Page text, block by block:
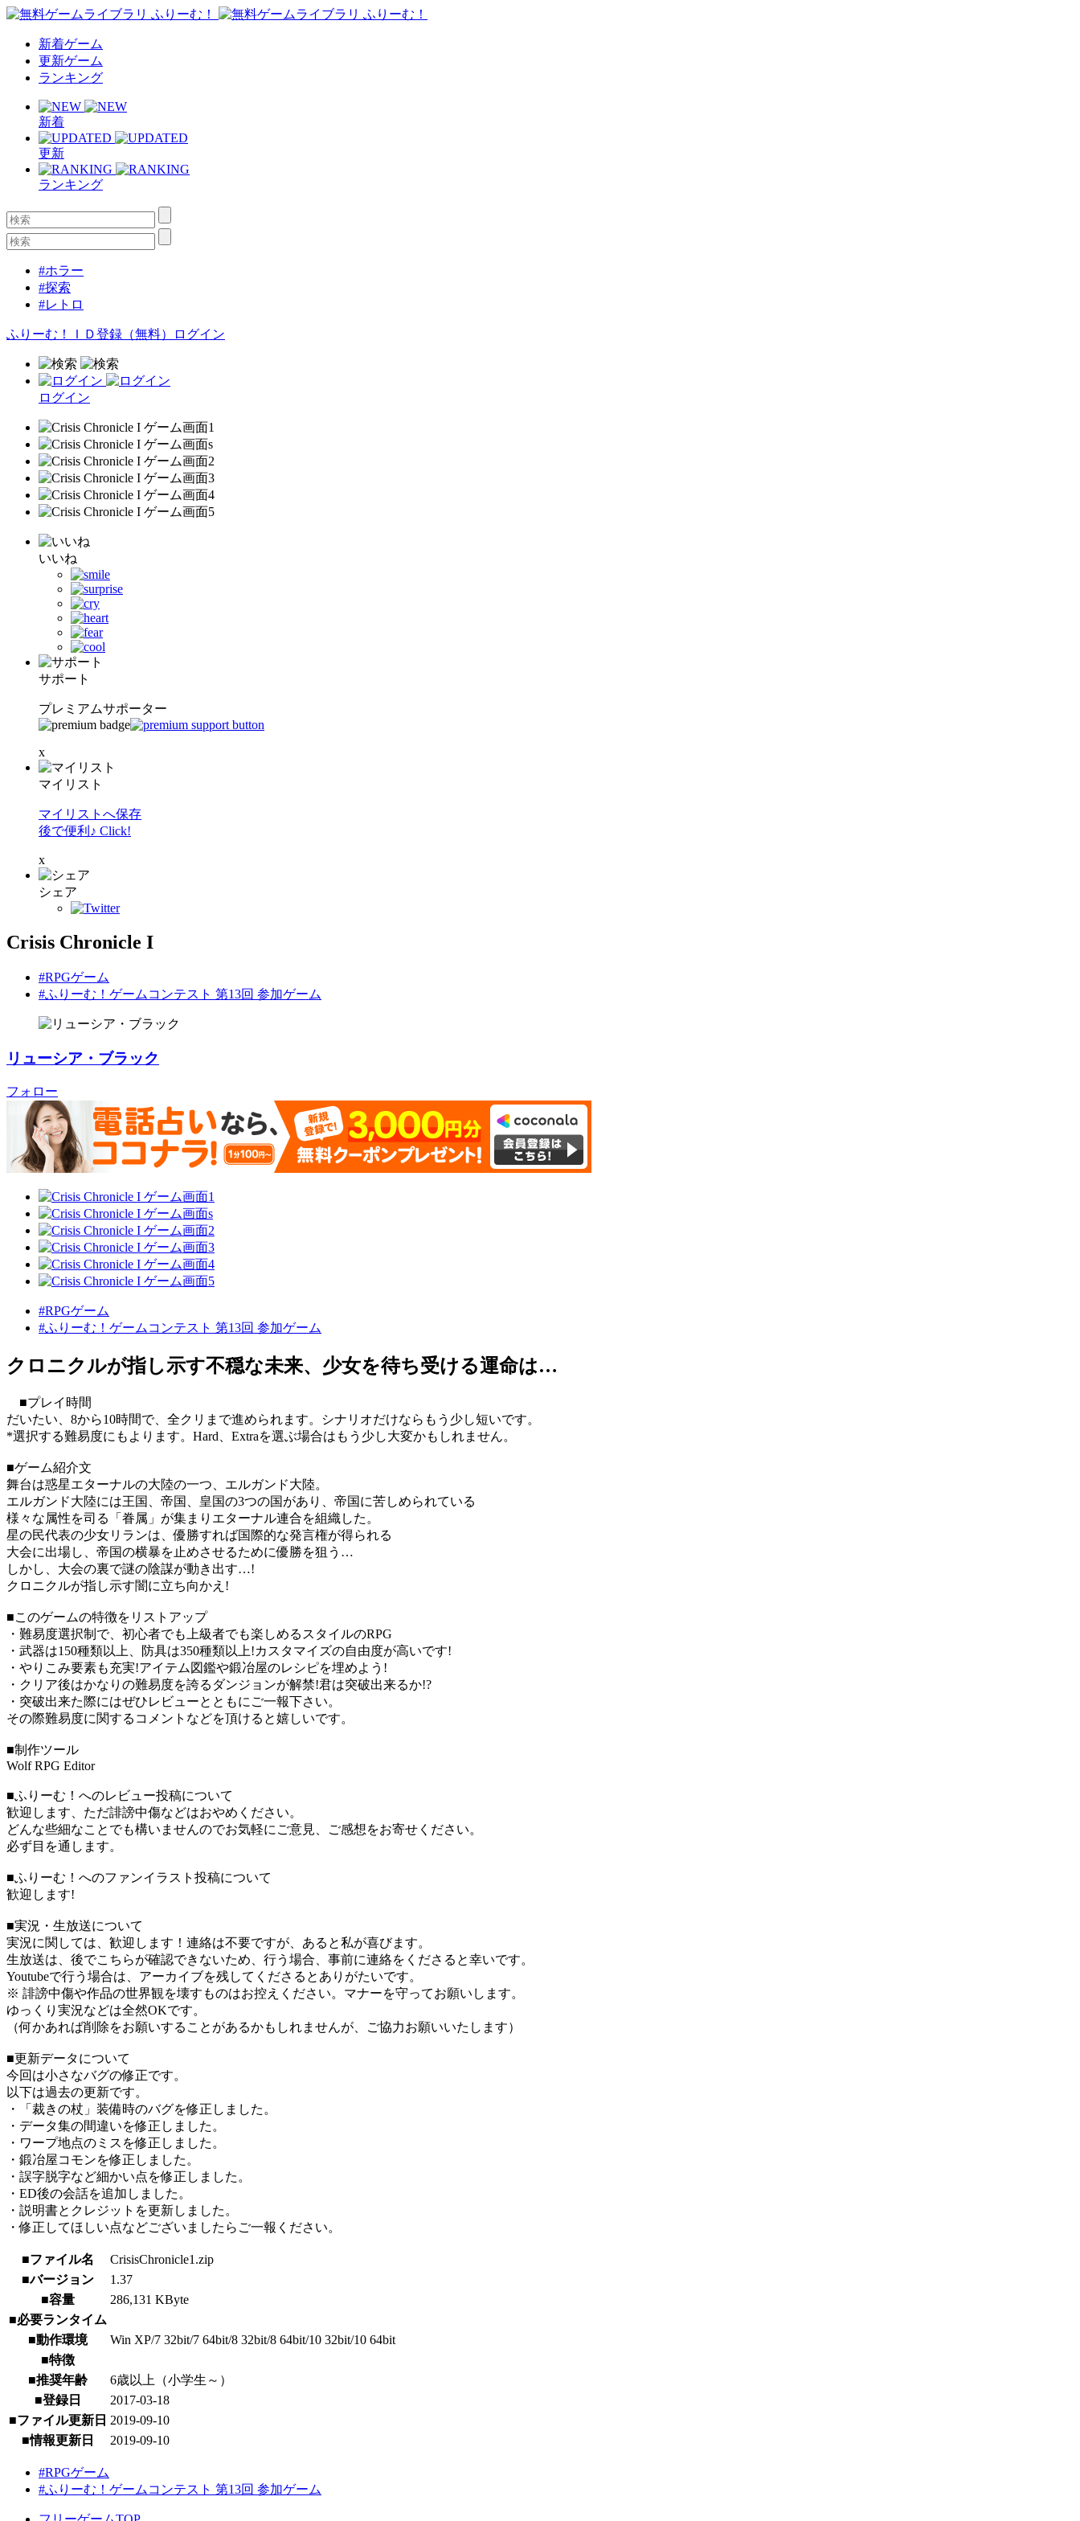
新着ゲーム
更新ゲーム
ランキング
新着
更新
ランキング
#ホラー
#探索
#レトロ
ふりーむ！ＩＤ登録（無料） ログイン
ログイン
いいね
サポート
プレミアムサポーター
x
マイリスト
マイリストへ保存
後で便利♪ Click!
x
シェア
Crisis Chronicle I
#RPGゲーム
#ふりーむ！ゲームコンテスト 第13回 参加ゲーム
リューシア・ブラック
フォロー
#RPGゲーム
#ふりーむ！ゲームコンテスト 第13回 参加ゲーム
クロニクルが指し示す不穏な未来、少女を待ち受ける運命は…
■プレイ時間
だいたい、8から10時間で、全クリまで進められます。シナリオだけならもう少し短いです。
*選択する難易度にもよります。Hard、Extraを選ぶ場合はもう少し大変かもしれません。
■ゲーム紹介文
舞台は惑星エターナルの大陸の一つ、エルガンド大陸。
エルガンド大陸には王国、帝国、皇国の3つの国があり、帝国に苦しめられている
様々な属性を司る「眷属」が集まりエターナル連合を組織した。
星の民代表の少女リランは、優勝すれば国際的な発言権が得られる
大会に出場し、帝国の横暴を止めさせるために優勝を狙う…
しかし、大会の裏で謎の陰謀が動き出す…!
クロニクルが指し示す闇に立ち向かえ!
■このゲームの特徴をリストアップ
・難易度選択制で、初心者でも上級者でも楽しめるスタイルのRPG
・武器は150種類以上、防具は350種類以上!カスタマイズの自由度が高いです!
・やりこみ要素も充実!アイテム図鑑や鍛冶屋のレシピを埋めよう!
・クリア後はかなりの難易度を誇るダンジョンが解禁!君は突破出来るか!?
・突破出来た際にはぜひレビューとともにご一報下さい。
その際難易度に関するコメントなどを頂けると嬉しいです。
■制作ツール
Wolf RPG Editor
■ふりーむ！へのレビュー投稿について
歓迎します、ただ誹謗中傷などはおやめください。
どんな些細なことでも構いませんのでお気軽にご意見、ご感想をお寄せください。
必ず目を通します。
■ふりーむ！へのファンイラスト投稿について
歓迎します!
■実況・生放送について
実況に関しては、歓迎します！連絡は不要ですが、あると私が喜びます。
生放送は、後でこちらが確認できないため、行う場合、事前に連絡をくださると幸いです。
Youtubeで行う場合は、アーカイブを残してくださるとありがたいです。
※ 誹謗中傷や作品の世界観を壊すものはお控えください。マナーを守ってお願いします。
ゆっくり実況などは全然OKです。
（何かあれば削除をお願いすることがあるかもしれませんが、ご協力お願いいたします）
■更新データについて
今回は小さなバグの修正です。
以下は過去の更新です。
・「裁きの杖」装備時のバグを修正しました。
・データ集の間違いを修正しました。
・ワープ地点のミスを修正しました。
・鍛冶屋コモンを修正しました。
・誤字脱字など細かい点を修正しました。
・ED後の会話を追加しました。
・説明書とクレジットを更新しました。
・修正してほしい点などございましたらご一報ください。
■ファイル名
CrisisChronicle1.zip
■バージョン
1.37
■容量
286,131 KByte
■必要ランタイム
■動作環境
Win XP/7 32bit/7 64bit/8 32bit/8 64bit/10 32bit/10 64bit
■特徴
■推奨年齢
6歳以上（小学生～）
■登録日
2017-03-18
■ファイル更新日 2019-09-10
■情報更新日
2019-09-10
#RPGゲーム
#ふりーむ！ゲームコンテスト 第13回 参加ゲーム